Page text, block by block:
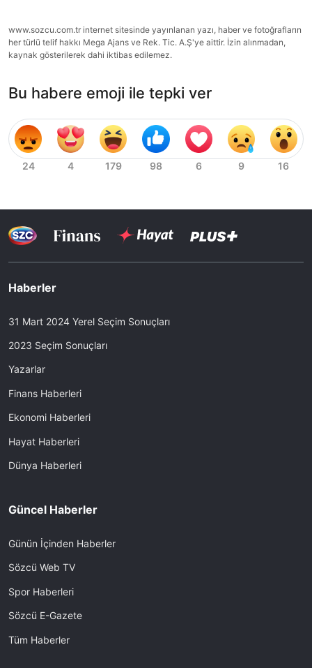
www.sozcu.com.tr internet sitesinde yayınlanan yazı, haber ve fotoğrafların
her türlü telif hakkı Mega Ajans ve Rek. Tic. A.Ş'ye aittir. İzin alınmadan,
kaynak gösterilerek dahi iktibas edilemez.
Bu habere emoji ile tepki ver
Haberler
31 Mart 2024 Yerel Seçim Sonuçları
2023 Seçim Sonuçları
Yazarlar
Finans Haberleri
Ekonomi Haberleri
Hayat Haberleri
Dünya Haberleri
Güncel Haberler
Günün İçinden Haberler
Sözcü Web TV
Spor Haberleri
Sözcü E-Gazete
Tüm Haberler